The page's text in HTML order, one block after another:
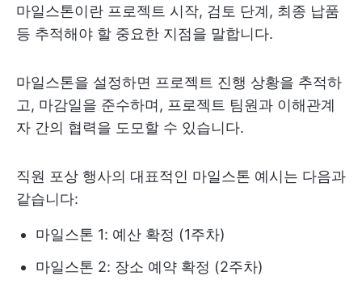
마일스톤이란 프로젝트 시작, 검토 단계, 최종 납품
등 추적해야 할 중요한 지점을 말합니다.
마일스톤을 설정하면 프로젝트 진행 상황을 추적하
고, 마감일을 준수하며, 프로젝트 팀원과 이해관계
자 간의 협력을 도모할 수 있습니다.
직원 포상 행사의 대표적인 마일스톤 예시는 다음과
같습니다:
마일스톤 1: 예산 확정 (1주차)
마일스톤 2: 장소 예약 확정 (2주차)